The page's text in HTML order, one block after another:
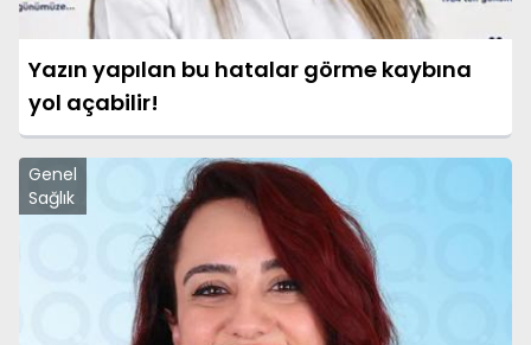
Yazın yapılan bu hatalar görme kaybına
yol açabilir!
Genel
Sağlık